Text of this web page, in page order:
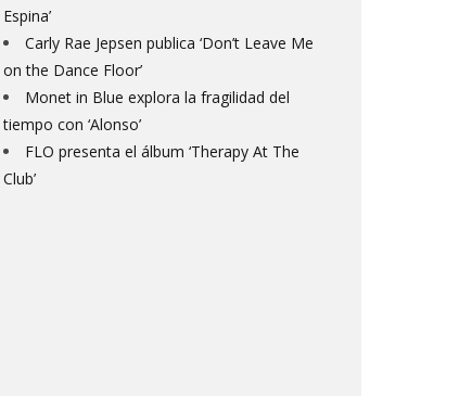
Espina’
Carly Rae Jepsen publica ‘Don’t Leave Me
on the Dance Floor’
Monet in Blue explora la fragilidad del
tiempo con ‘Alonso’
FLO presenta el álbum ‘Therapy At The
Club’